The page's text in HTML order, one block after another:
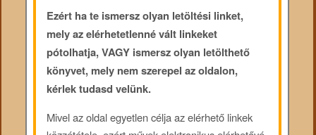
Ezért ha te ismersz olyan letöltési linket,
mely az elérhetetlenné vált linkeket
pótolhatja, VAGY ismersz olyan letölthető
könyvet, mely nem szerepel az oldalon,
kérlek tudasd velünk.
Mivel az oldal egyetlen célja az elérhető linkek